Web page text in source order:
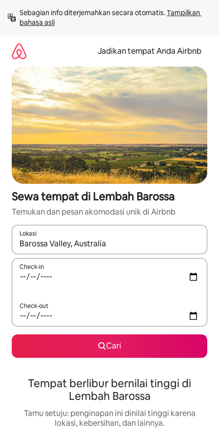
langsung
lihat
Sebagian info diterjemahkan secara otomatis. Tampilkan
bahasa asli
Jadikan tempat Anda Airbnb
Sewa tempat di Lembah Barossa
Temukan dan pesan akomodasi unik di Airbnb
Lokasi
Jika hasil yang dicari tersedia, telusuri dengan tombol panah
Check-in
Check-out
Cari
Tempat berlibur bernilai tinggi di
Lembah Barossa
Tamu setuju: penginapan ini dinilai tinggi karena
lokasi, kebersihan, dan lainnya.